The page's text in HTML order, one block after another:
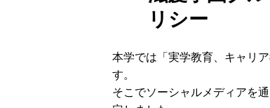
リシー
本学では「実学教育、キャリ
す。
そこでソーシャルメディアを